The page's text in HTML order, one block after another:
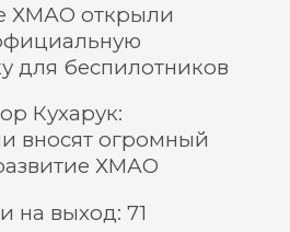
ХМАО открыли
для беспилотников
Кухарук:
вносят огромный
ХМАО
на выход: 71